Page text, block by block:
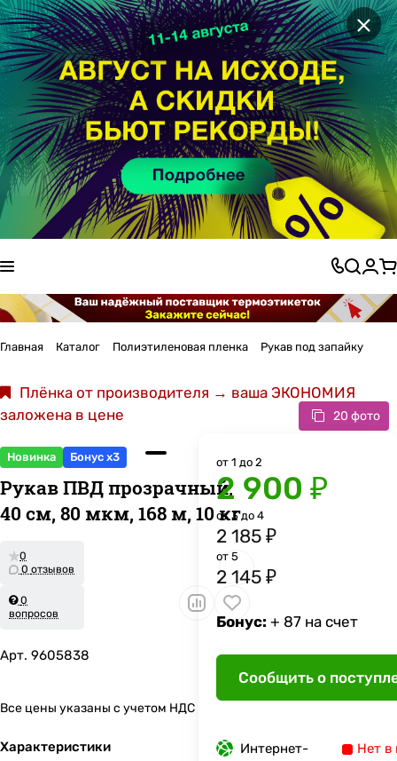
×
Главная Каталог Полиэтиленовая пленка Рукав под запайку
Плёнка от производителя → ваша ЭКОНОМИЯ
заложена в цене
20 фото
Новинка Бонус x3
Рукав ПВД прозрачный,
40 см, 80 мкм, 168 м, 10 кг
0
0 отзывов
0
вопросов
Арт. 9605838
Все цены указаны с учетом НДС
Характеристики
от 1 до 2
2 900 ₽
от 3 до 4
2 185 ₽
от 5
2 145 ₽
Бонус: + 87 на счет
Сообщить о
Интернет-
Нет в